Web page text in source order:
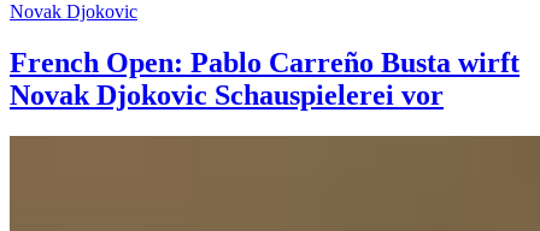
Novak Djokovic
French Open: Pablo Carreño Busta wirft
Novak Djokovic Schauspielerei vor